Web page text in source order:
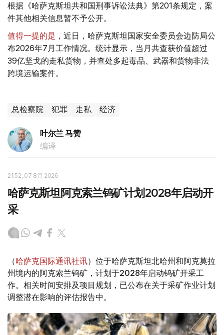
根据《哈萨克斯坦共和国刑事诉讼法典》第201条规定，案
件其他相关信息暂不予公开。
值得一提的是 ，近日，哈萨克斯坦国家安全委员会边防局公
布2026年7月工作情况。统计显示，当月共查获价值超过
39亿坚戈的走私货物，并查处多起毒品、武器和货物非法
跨境运输案件。
总检察院 犯罪 走私 经济
叶尔兰 马赞
编译
21:52, 07 8月 2026
哈萨克斯坦阿克索兰钨矿计划2028年启动开
采
（哈萨克国际通讯社讯）位于哈萨克斯坦北哈州和阿克莫拉
州境内的阿克索兰钨矿，计划于2028年启动钨矿开采工
作。相关时间安排及项目规划，已公布在关于采矿作业计划
调整潜在影响的评估报告中。